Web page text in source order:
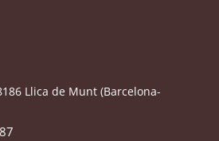
Llica de Munt (Barcelona-